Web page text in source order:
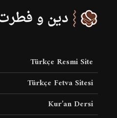
Türkçe Resmi Site
Türkçe Fetva Sitesi
Kur’an Dersi